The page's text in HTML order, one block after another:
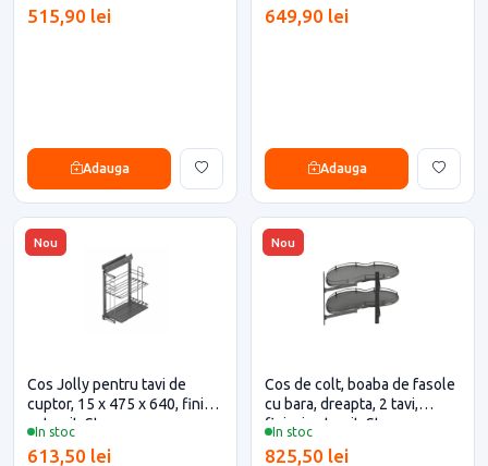
515,90 lei
Adauga
649,90 lei
Adauga
Nou
In stoc
Cos Jolly pentru tavi de
cuptor, 15 x 475 x 640, finisaj
antracit, Starax
613,50 lei
Nou
In stoc
Cos de colt, boaba de fasole
cu bara, dreapta, 2 tavi,
finisaj antracit, Starax
825,50 lei